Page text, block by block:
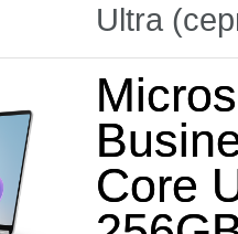
Ultra
Core